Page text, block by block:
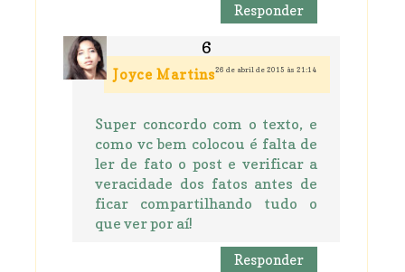
Responder
Joyce Martins26 de abril de 2015 às 21:14
Super concordo com o texto, e
como vc bem colocou é falta de
ler de fato o post e verificar a
veracidade dos fatos antes de
ficar compartilhando tudo o
que ver por aí!
Responder